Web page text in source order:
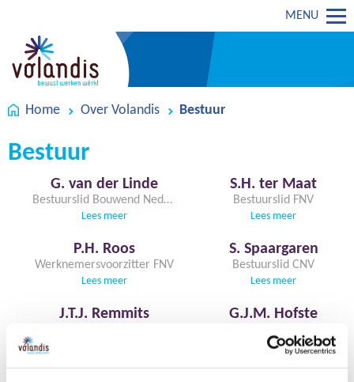
MENU
Home Over Volandis Bestuur
Bestuur
G. van der Linde
Bestuurslid Bouwend Nederland
Lees meer
S.H. ter Maat
Bestuurslid FNV
Lees meer
P.H. Roos
Werknemersvoorzitter FNV
Lees meer
S. Spaargaren
Bestuurslid CNV
Lees meer
J.T.J. Remmits G.J.M. Hofste
Lees meer